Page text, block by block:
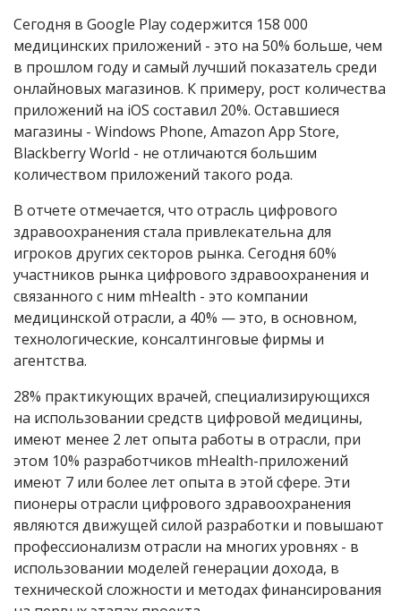
Сегодня в Google Play содержится 158 000
медицинских приложений - это на 50% больше, чем
в прошлом году и самый лучший показатель среди
онлайновых магазинов. К примеру, рост количества
приложений на iOS составил 20%. Оставшиеся
магазины - Windows Phone, Amazon App Store,
Blackberry World - не отличаются большим
количеством приложений такого рода.
В отчете отмечается, что отрасль цифрового
здравоохранения стала привлекательна для
игроков других секторов рынка. Сегодня 60%
участников рынка цифрового здравоохранения и
связанного с ним mHealth - это компании
медицинской отрасли, а 40% — это, в основном,
технологические, консалтинговые фирмы и
агентства.
28% практикующих врачей, специализирующихся
на использовании средств цифровой медицины,
имеют менее 2 лет опыта работы в отрасли, при
этом 10% разработчиков mHealth-приложений
имеют 7 или более лет опыта в этой сфере. Эти
пионеры отрасли цифрового здравоохранения
являются движущей силой разработки и повышают
профессионализм отрасли на многих уровнях - в
использовании моделей генерации дохода, в
технической сложности и методах финансирования